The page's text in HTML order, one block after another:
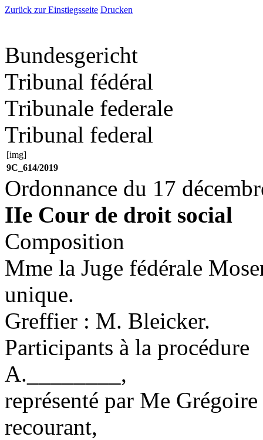
Zurück zur Einstiegsseite Drucken
Bundesgericht
Tribunal fédéral
Tribunale federale
Tribunal federal
[img]
9C_614/2019
Ordonnance du 17
IIe Cour de droit social
Composition
Mme la Juge fédérale
unique.
Greffier : M. Bleicker.
Participants à la procédure
A.________,
représenté par Me
recourant,